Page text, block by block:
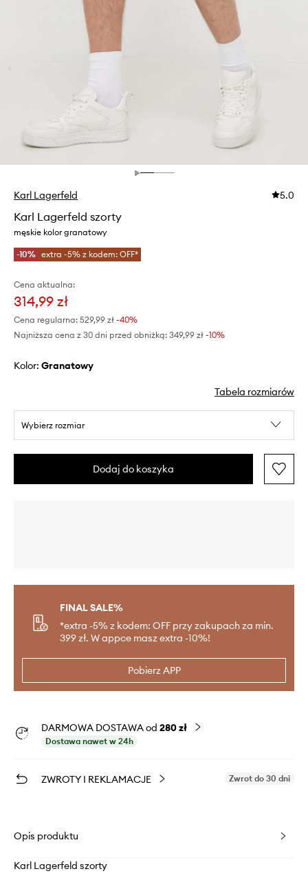
Karl Lagerfeld 5.0
Karl Lagerfeld szorty
męskie kolor granatowy
-10% extra -5% z kodem: OFF*
Cena aktualna:
314,99 zł
Cena regularna: 529,99 zł -40%
Najniższa cena z 30 dni przed obniżką: 349,99 zł -10%
Kolor: granatowy
Tabela rozmiarów
Wybierz rozmiar
Dodaj do koszyka
FINAL SALE%
*extra -5% z kodem: OFF przy zakupach za min.
399 zł. W appce masz extra -10%!
Pobierz APP
DARMOWA DOSTAWA od 280 zł
Dostawa nawet w 24h
ZWROTY I REKLAMACJE Zwrot do 30 dni
Opis produktu
Karl Lagerfeld szorty